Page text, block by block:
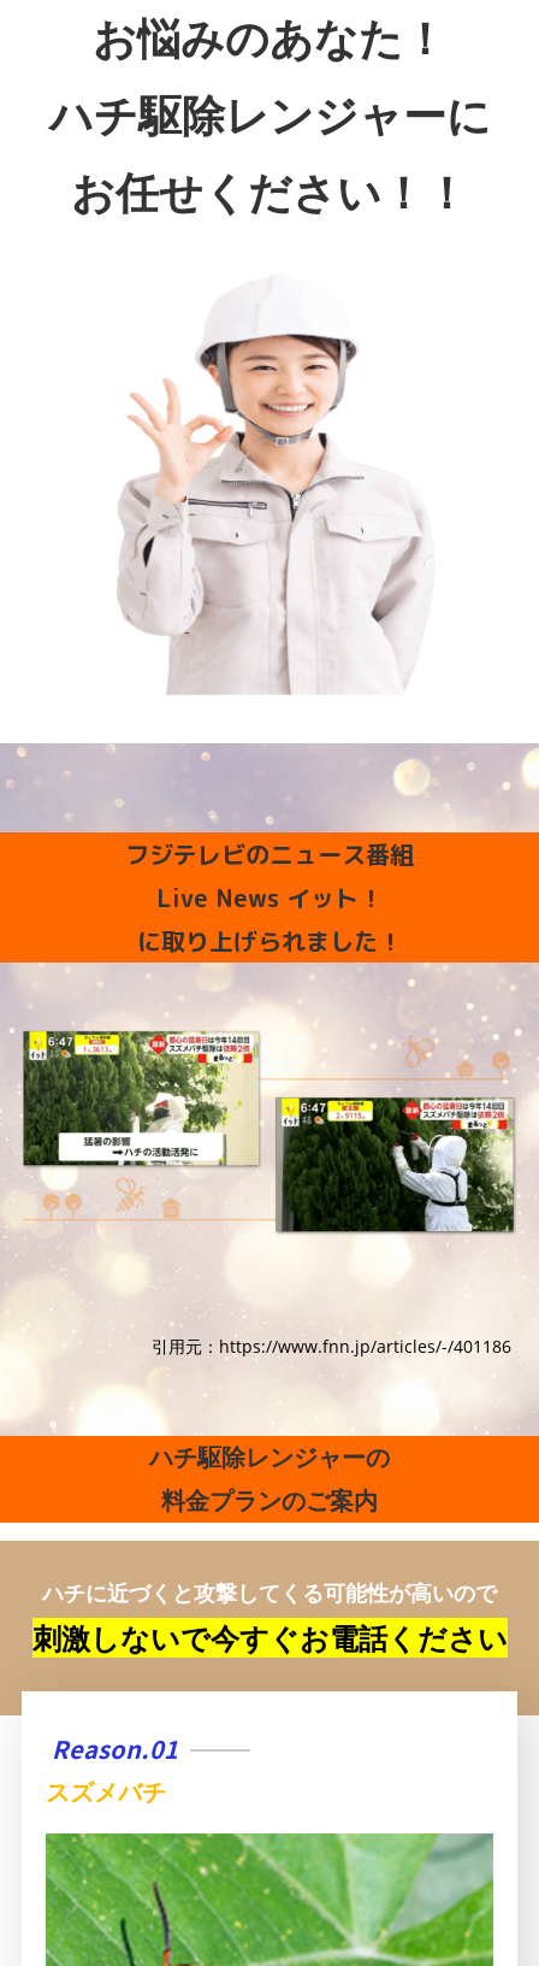
お悩みのあなた！
ハチ駆除レンジャーに
お任せください！！
フジテレビのニュース番組
Live News イット！
に取り上げられました！
引用元：https://www.fnn.jp/articles/-/401186
ハチ駆除レンジャーの
料金プランのご案内
ハチに近づくと攻撃してくる可能性が高いので
刺激しないで今すぐお電話ください
Reason.01
スズメバチ